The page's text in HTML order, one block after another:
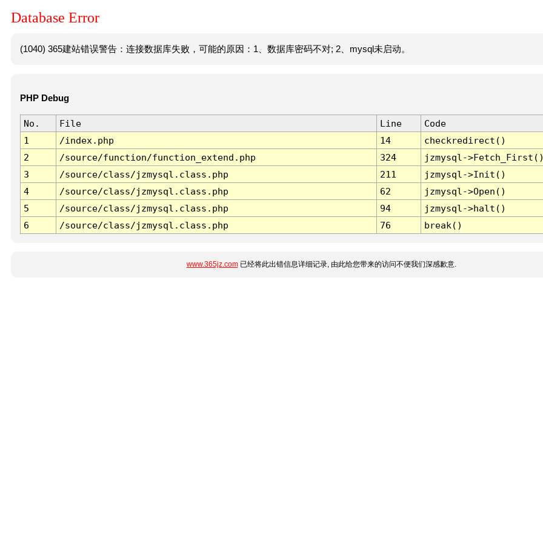
Database Error
(1040) 365建站错误警告：连接数据库失败，可能的原因：1、数据库密码不对; 2、mysql未启动。
PHP Debug
No. File Line
Code
1
/index.php 14
checkredirect()
2
/source/function/function_extend.php 324
jzmysql-
3
/source/class/jzmysql.class.php 211
jzmysql->Init()
4
/source/class/jzmysql.class.php 62
jzmysql->Open()
5
/source/class/jzmysql.class.php 94
jzmysql->halt()
6
/source/class/jzmysql.class.php 76 break()
www.365jz.com已经将此出错信息详细记录, 由此给您带来的访问不便我们深感歉意.